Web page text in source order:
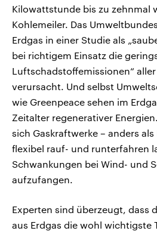
Kilowattstunde bis zu zehnmal
Kohlemeiler. Das
Erdgas in einer Studie als
bei richtigem Einsatz die
Luftschadstoffemissionen“
verursacht. Und selbst
wie Greenpeace sehen im
Zeitalter regenerativer
sich Gaskraftwerke – anders
flexibel rauf- und runterfahren
Schwankungen bei Wind- und
aufzufangen.
Experten sind überzeugt, dass
aus Erdgas die wohl wichtigste